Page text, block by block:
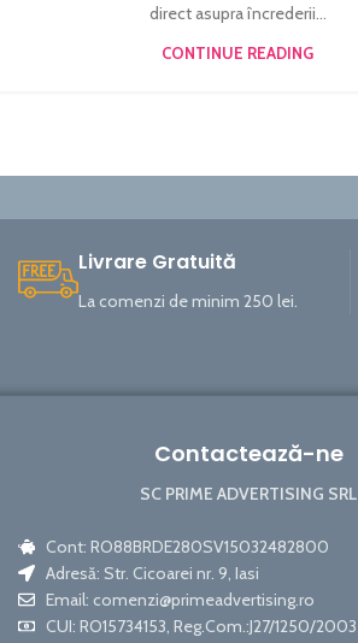
direct asupra încrederii...
CONTINUE READING
Livrare Gratuită
La comenzi de minim 250 lei.
Contactează-ne
SC PRIME ADVERTISING SRL
Cont: RO88BRDE280SV15032482800
Adresă: Str. Cicoarei nr. 9, Iasi
Email: comenzi@primeadvertising.ro
CUI: RO15734153, Reg.Com.:J27/1250/2003